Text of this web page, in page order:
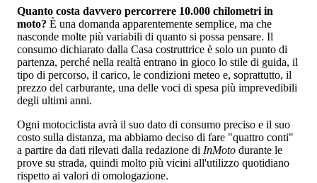
Quanto costa davvero percorrere 10.000 chilometri in
moto? È una domanda apparentemente semplice, ma che
nasconde molte più variabili di quanto si possa pensare. Il
consumo dichiarato dalla Casa costruttrice è solo un punto di
partenza, perché nella realtà entrano in gioco lo stile di guida, il
tipo di percorso, il carico, le condizioni meteo e, soprattutto, il
prezzo del carburante, una delle voci di spesa più imprevedibili
degli ultimi anni.
Ogni motociclista avrà il suo dato di consumo preciso e il suo
costo sulla distanza, ma abbiamo deciso di fare "quattro conti"
a partire da dati rilevati dalla redazione di InMoto durante le
prove su strada, quindi molto più vicini all'utilizzo quotidiano
rispetto ai valori di omologazione.